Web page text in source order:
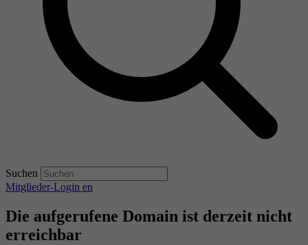
Suchen
Mitglieder-Login en
Die aufgerufene Domain ist derzeit nicht
erreichbar